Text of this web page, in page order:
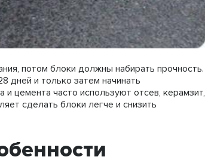
потом блоки должны набирать прочность.
дней и только затем начинать
и цемента часто используют отсев, керамзит,
сделать блоки легче и снизить